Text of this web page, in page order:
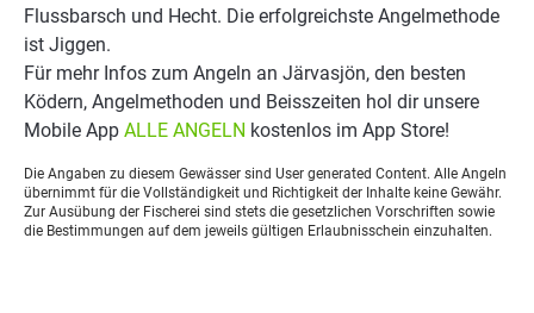
Flussbarsch und Hecht. Die erfolgreichste Angelmethode
ist Jiggen.
Für mehr Infos zum Angeln an Järvasjön, den besten
Ködern, Angelmethoden und Beisszeiten hol dir unsere
Mobile App ALLE ANGELN kostenlos im App Store!
Die Angaben zu diesem Gewässer sind User generated Content. Alle Angeln
übernimmt für die Vollständigkeit und Richtigkeit der Inhalte keine Gewähr.
Zur Ausübung der Fischerei sind stets die gesetzlichen Vorschriften sowie
die Bestimmungen auf dem jeweils gültigen Erlaubnisschein einzuhalten.